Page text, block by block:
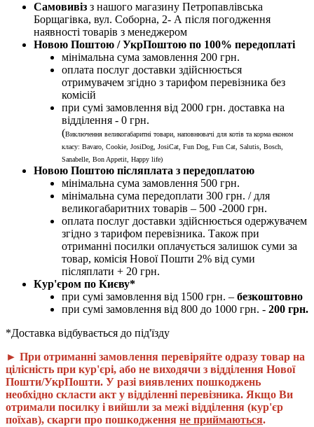
Самовивіз з нашого магазину Петропавлівська
Борщагівка, вул. Соборна, 2- А після погодження
наявності товарів з менеджером
Новою Поштою / УкрПоштою по 100% передоплаті
мінімальна сума замовлення 200 грн.
оплата послуг доставки здійснюється
отримувачем згідно з тарифом перевізника без
комісій
при сумі замовлення від 2000 грн. доставка на
відділення - 0 грн.
(Виключення великогабаритні товари, наповнювачі для котів та корма економ
класу: Bavaro, Cookie, JosiDog, JosiCat, Fun Dog, Fun Cat, Salutis, Bosch,
Sanabelle, Bon Appetit, Happy life)
Новою Поштою післяплата з передоплатою
мінімальна сума замовлення 500 грн.
мінімальна сума передоплати 300 грн. / для
великогабаритних товарів – 500 -2000 грн.
оплата послуг доставки здійснюється одержувачем
згідно з тарифом перевізника. Також при
отриманні посилки оплачується залишок суми за
товар, комісія Нової Пошти 2% від суми
післяплати + 20 грн.
Кур'єром по Києву*
при сумі замовлення від 1500 грн. – безкоштовно
при сумі замовлення від 800 до 1000 грн. - 200 грн.
*Доставка відбувається до під'їзду
► При отриманні замовлення перевіряйте одразу товар на
цілісність при кур'єрі, або не виходячи з відділення Нової
Пошти/УкрПошти. У разі виявлених пошкоджень
необхідно скласти акт у відділенні перевізника. Якщо Ви
отримали посилку і вийшли за межі відділення (кур'єр
поїхав), скарги про пошкодження не приймаються.